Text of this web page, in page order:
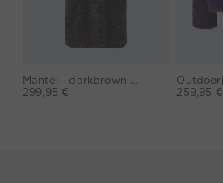
Mantel - darkbrown grey
299,95 €
259,95 €